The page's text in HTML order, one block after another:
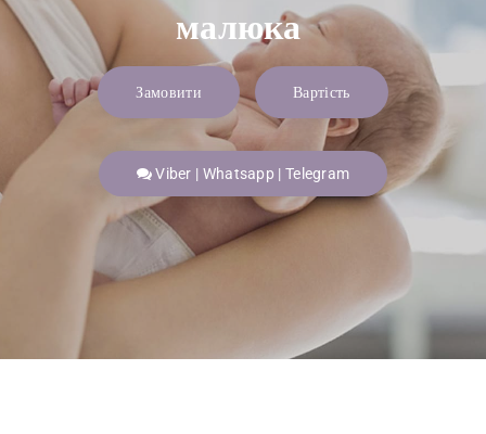
малюка
Замовити Вартість
Viber | Whatsapp | Telegram